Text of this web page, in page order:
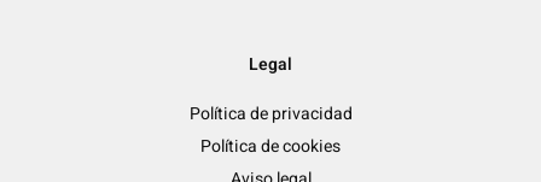
Legal
Política de privacidad
Política de cookies